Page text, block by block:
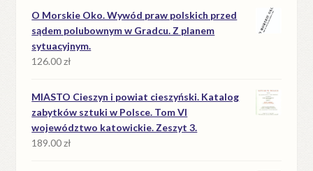
O Morskie Oko. Wywód praw polskich przed
sądem polubownym w Gradcu. Z planem
sytuacyjnym.
126.00zł
MIASTO Cieszyn i powiat cieszyński. Katalog
zabytków sztuki w Polsce. Tom VI
województwo katowickie. Zeszyt 3.
189.00zł